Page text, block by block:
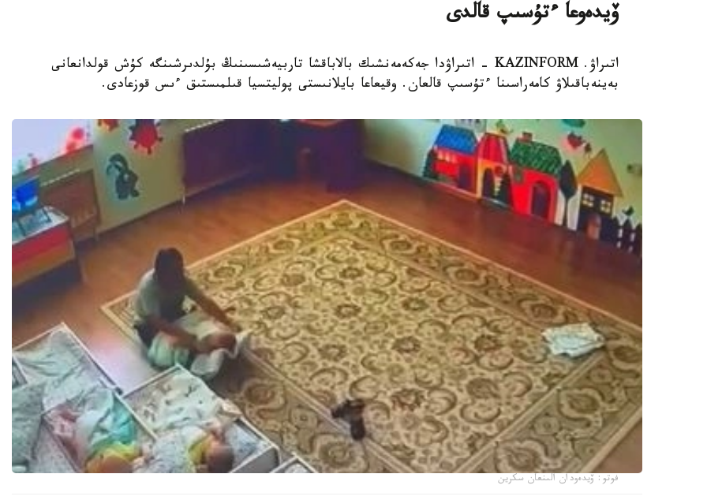
ۆيدەوعا ءتۇسىپ قالدى
اتىراۋ. KAZINFORM - اتىراۋدا جەكەمەنشىك بالاباقشا تاربيەشىسىنىڭ بۇلدىرشىنگە كۇش قولدانعانى
بەينەباقىلاۋ كامەراسىنا ءتۇسىپ قالعان. وقيعاعا بايلانىستى پوليتسيا قىلمىستىق ءىس قوزعادى.
فوتو: ۆيدەودان الىنعان سكرين